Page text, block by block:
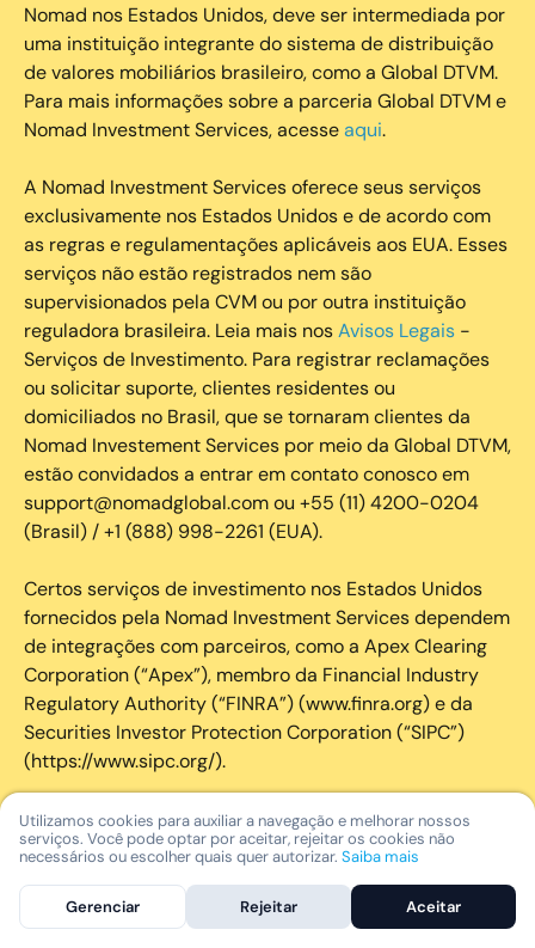
Nomad nos Estados Unidos, deve ser intermediada por
uma instituição integrante do sistema de distribuição
de valores mobiliários brasileiro, como a Global DTVM.
Para mais informações sobre a parceria Global DTVM e
Nomad Investment Services, acesseaqui.
A Nomad Investment Services oferece seus serviços
exclusivamente nos Estados Unidos e de acordo com
as regras e regulamentações aplicáveis aos EUA. Esses
serviços não estão registrados nem são
supervisionados pela CVM ou por outra instituição
reguladora brasileira. Leia mais nosAvisos Legais -
Serviços de Investimento. Para registrar reclamações
ou solicitar suporte, clientes residentes ou
domiciliados no Brasil, que se tornaram clientes da
Nomad Investement Services por meio da Global DTVM,
estão convidados a entrar em contato conosco em
support@nomadglobal.com ou +55 (11) 4200-0204
(Brasil) / +1 (888) 998-2261 (EUA).
Certos serviços de investimento nos Estados Unidos
fornecidos pela Nomad Investment Services dependem
de integrações com parceiros, como a Apex Clearing
Corporation (“Apex”), membro da Financial Industry
Regulatory Authority (“FINRA”) (www.finra.org) e da
Securities Investor Protection Corporation (“SIPC”)
(https://www.sipc.org/).
A SIPC protege os valores mobiliários de clientes de
seus membros em até US$ 250.000,00 para
disponível mediante solicitação ou em www.sipc.org. O
SIPC não protege contra perdas de mercado e não
Utilizamos cookies para auxiliar a navegação e melhorar nossos
serviços. Você pode optar por aceitar, rejeitar os cookies não
necessários ou escolher quais quer autorizar. Saiba mais
Gerenciar Rejeitar Aceitar